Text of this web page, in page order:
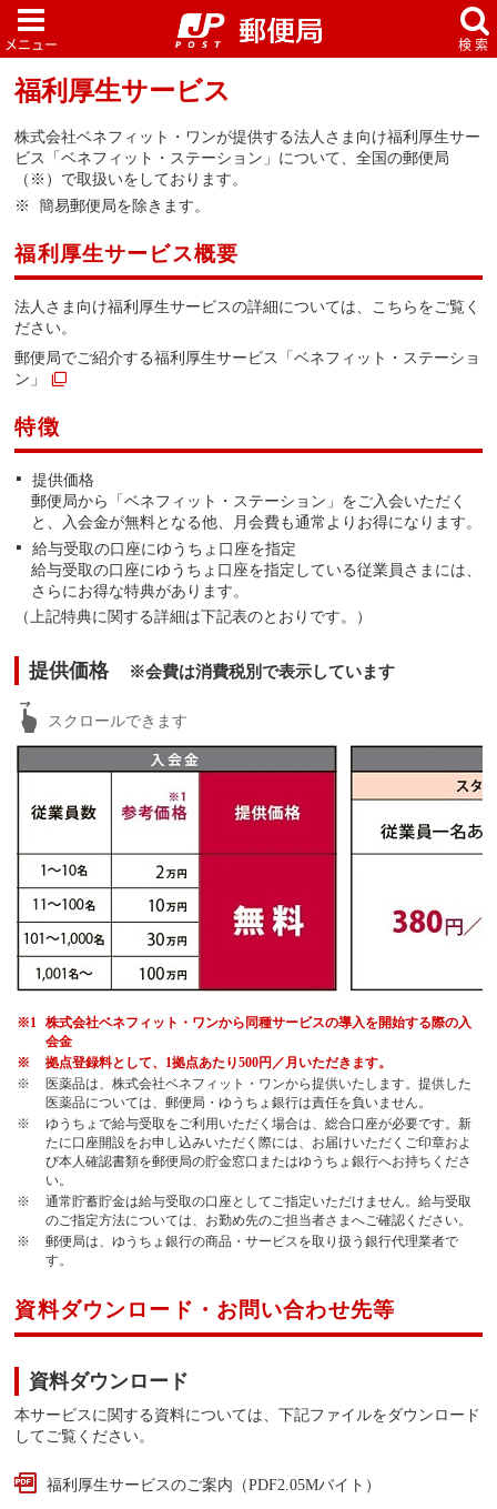
福利厚生サービス
株式会社ベネフィット・ワンが提供する法人さま向け福利厚生サー
ビス「ベネフィット・ステーション」について、全国の郵便局
（※）で取扱いをしております。
簡易郵便局を除きます。
福利厚生サービス概要
法人さま向け福利厚生サービスの詳細については、こちらをご覧く
ださい。
郵便局でご紹介する福利厚生サービス「ベネフィット・ステーショ
ン」
特徴
提供価格
郵便局から「ベネフィット・ステーション」をご入会いただく
と、入会金が無料となる他、月会費も通常よりお得になります。
給与受取の口座にゆうちょ口座を指定
給与受取の口座にゆうちょ口座を指定している従業員さまには、
さらにお得な特典があります。
（上記特典に関する詳細は下記表のとおりです。）
提供価格 ※会費は消費税別で表示しています
※1
株式会社ベネフィット・ワンから同種サービスの導入を開始する際の入
会金
※
拠点登録料として、1拠点あたり500円／月いただきます。
※
医薬品は、株式会社ベネフィット・ワンから提供いたします。提供した
医薬品については、郵便局・ゆうちょ銀行は責任を負いません。
※
ゆうちょで給与受取をご利用いただく場合は、総合口座が必要です。新
たに口座開設をお申し込みいただく際には、お届けいただくご印章およ
び本人確認書類を郵便局の貯金窓口またはゆうちょ銀行へお持ちくださ
い。
※
通常貯蓄貯金は給与受取の口座としてご指定いただけません。給与受取
のご指定方法については、お勤め先のご担当者さまへご確認ください。
※
郵便局は、ゆうちょ銀行の商品・サービスを取り扱う銀行代理業者で
す。
資料ダウンロード・お問い合わせ先等
資料ダウンロード
本サービスに関する資料については、下記ファイルをダウンロード
してご覧ください。
福利厚生サービスのご案内（PDF2.05Mバイト）